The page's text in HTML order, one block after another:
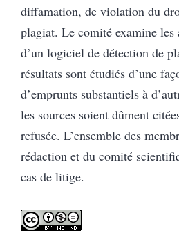
diffamation, de violation du
plagiat. Le comité examine les
d’un logiciel de détection de
résultats sont étudiés d’une
d’emprunts substantiels à
les sources soient dûment
refusée. L’ensemble des
rédaction et du comité
cas de litige.